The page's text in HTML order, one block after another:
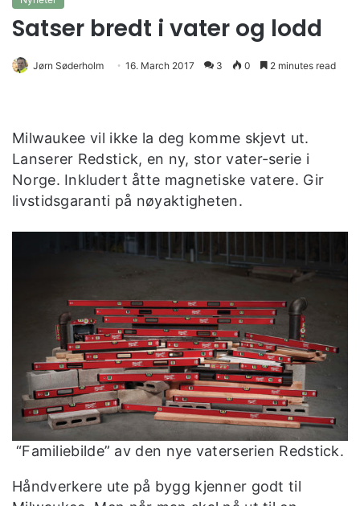
Satser bredt i vater og lodd
Jørn Søderholm 16. March 2017 3 0 2 minutes read
Milwaukee vil ikke la deg komme skjevt ut.
Lanserer Redstick, en ny, stor vater-serie i
Norge. Inkludert åtte magnetiske vatere. Gir
livstidsgaranti på nøyaktigheten.
“Familiebilde” av den nye vaterserien Redstick.
Håndverkere ute på bygg kjenner godt til